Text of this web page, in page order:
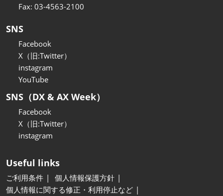
Fax: 03-4563-2100
SNS
Facebook
X（旧:Twitter）
instagram
YouTube
SNS（DX & AX Week）
Facebook
X（旧:Twitter）
instagram
Useful links
ご利用条件
個人情報保護方針
個人情報に関する修正・利用停止など